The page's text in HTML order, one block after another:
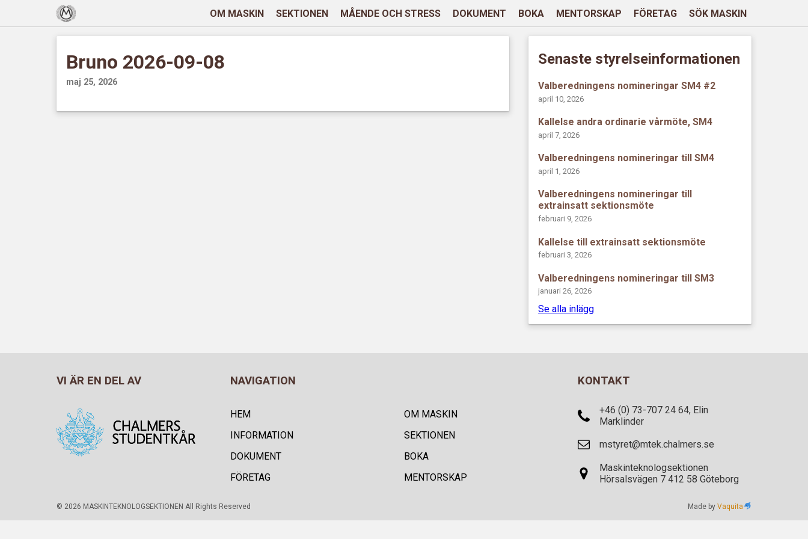
OM MASKIN SEKTIONEN MÅENDE OCH STRESS DOKUMENT BOKA MENTORSKAP FÖRETAG SÖK MASKIN
Bruno 2026-09-08
maj 25, 2026
Senaste styrelseinformationen
Valberedningens nomineringar SM4 #2
april 10, 2026
Kallelse andra ordinarie vårmöte, SM4
april 7, 2026
Valberedningens nomineringar till SM4
april 1, 2026
Valberedningens nomineringar till
extrainsatt sektionsmöte
februari 9, 2026
Kallelse till extrainsatt sektionsmöte
februari 3, 2026
Valberedningens nomineringar till SM3
januari 26, 2026
Se alla inlägg
VI ÄR EN DEL AV NAVIGATION
HEM
OM MASKIN
INFORMATION
SEKTIONEN
DOKUMENT
BOKA
FÖRETAG
MENTORSKAP
KONTAKT
+46 (0) 73-707 24 64, Elin
Marklinder
mstyret@mtek.chalmers.se
Maskinteknologsektionen
Hörsalsvägen 7 412 58 Göteborg
© 2026 MASKINTEKNOLOGSEKTIONEN All Rights Reserved Made byVaquita